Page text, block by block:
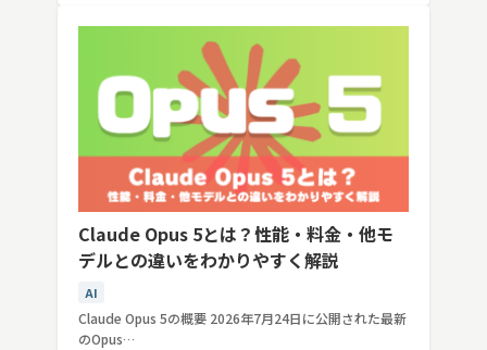
Claude Opus 5とは？性能・料金・他モ
デルとの違いをわかりやすく解説
AI
Claude Opus 5の概要 2026年7月24日に公開された最新
のOpus…